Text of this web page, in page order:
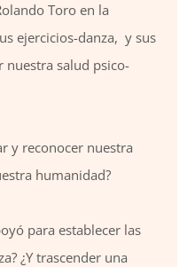
Toro en la
ejercicios-danza, y sus
nuestra salud psico-
y reconocer nuestra
humanidad?
para establecer las
¿Y trascender una